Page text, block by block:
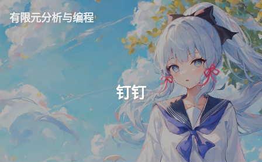
有限元分析与编程
钉钉